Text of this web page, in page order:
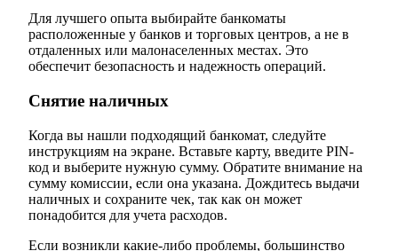
Для лучшего опыта выбирайте банкоматы
расположенные у банков и торговых центров, а не в
отдаленных или малонаселенных местах. Это
обеспечит безопасность и надежность операций.
Снятие наличных
Когда вы нашли подходящий банкомат, следуйте
инструкциям на экране. Вставьте карту, введите PIN-
код и выберите нужную сумму. Обратите внимание на
сумму комиссии, если она указана. Дождитесь выдачи
наличных и сохраните чек, так как он может
понадобится для учета расходов.
Если возникли какие-либо проблемы, большинство